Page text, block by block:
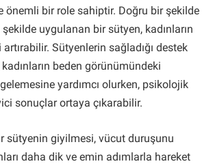
önemli bir role sahiptir. Doğru bir şekilde
uygulanan bir sütyen, kadınların
Sütyenlerin sağladığı destek
beden görünümündeki
yardımcı olurken, psikolojik
sonuçlar ortaya çıkarabilir.
sütyenin giyilmesi, vücut duruşunu
daha dik ve emin adımlarla hareket